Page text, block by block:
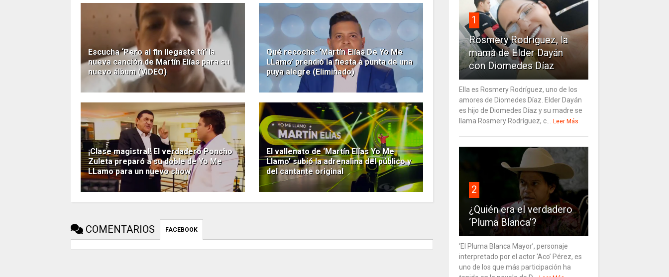
Escucha ‘Pero al fin llegaste tú’ la
nueva canción de Martín Elías para su
nuevo álbum (VIDEO)
Qué recocha: ‘Martín Elías De Yo Me
LLamo’ prendió la fiesta a punta de una
puya alegre (Eliminado)
¡Clase magistral! El verdadero Poncho
Zuleta preparó a su doble de Yo Me
LLamo para un nuevo show
El vallenato de ‘Martín Elías Yo Me
Llamo’ subió la adrenalina del público y
del cantante original
COMENTARIOS FACEBOOK
1
Rosmery Rodríguez, la
mamá de Elder Dayán
con Diomedes Díaz
Ella es Rosmery Rodríguez, uno de los
amores de Diomedes Díaz. Elder Dayán
es hijo de Diomedes Díaz y su madre se
llama Rosmery Rodríguez, c... Leer Más
2
¿Quién era el verdadero
‘Pluma Blanca’?
‘El Pluma Blanca Mayor’, personaje
interpretado por el actor ‘Aco’ Pérez, es
uno de los que más participación ha